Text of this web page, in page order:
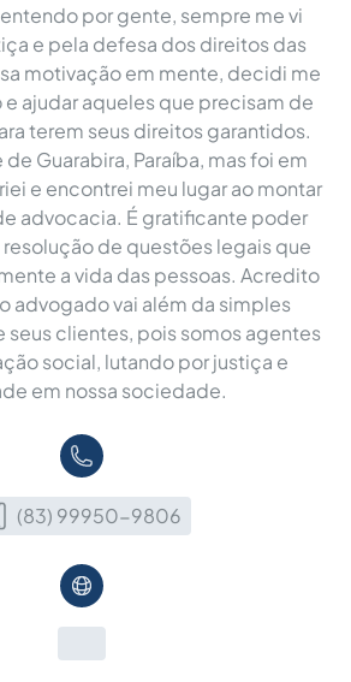
por gente, sempre me vi
e pela defesa dos direitos das
motivação em mente, decidi me
ajudar aqueles que precisam de
terem seus direitos garantidos.
Guarabira, Paraíba, mas foi em
e encontrei meu lugar ao montar
advocacia. É gratificante poder
de questões legais que
a vida das pessoas. Acredito
advogado vai além da simples
seus clientes, pois somos agentes
social, lutando por justiça e
em nossa sociedade.
(83) 99950-9806